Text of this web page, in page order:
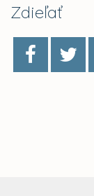
Zdieľať